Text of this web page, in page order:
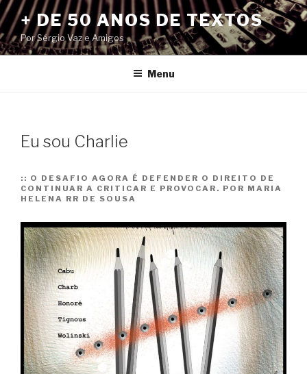
Pular
para
o
conteúdo
+ DE 50 ANOS DE TEXTOS
Por Sérgio Vaz e Amigos
Menu
Eu sou Charlie
:: O DESAFIO AGORA É DEFENDER O DIREITO DE
CONTINUAR A CRITICAR E PROVOCAR. POR MARIA
HELENA RR DE SOUSA